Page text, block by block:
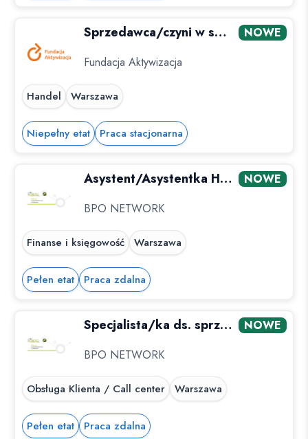
Sprzedawca/czyni w sklepie odzieżowym
NOWE
Fundacja Aktywizacja
Handel Warszawa
Niepełny etat Praca stacjonarna
Asystent/Asystentka HSEQ zdalnie cała Polska
NOWE
BPO NETWORK
Finanse i księgowość Warszawa
Pełen etat Praca zdalna
Specjalista/ka ds. sprzedaży zdalnie
NOWE
BPO NETWORK
Obsługa Klienta / Call center Warszawa
Pełen etat Praca zdalna